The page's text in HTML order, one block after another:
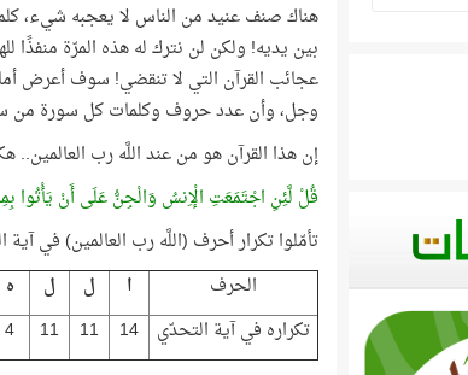
هناك صنف عنيد من الناس لا يعجبه شيء،
بين يديه! ولكن لن نترك له هذه المرّة
عجائب القرآن التي لا تنقضي! سوف أعرض
وجل، وأن عدد حروف وكلمات كل سورة من
إن هذا القرآن هو من عند اللَّه رب العالمين..
قُلْ لَّئِنِ اجْتَمَعَتِ الْإِنسُ وَالْجِنُّ عَلَى أَنْ يَأْتُوا
تأمّلوا تكرار أحرف (اللَّه رب العالمين) في آية
الحرف
ا ل ل ه
تكراره في آية التحدّي 14
11
11
4